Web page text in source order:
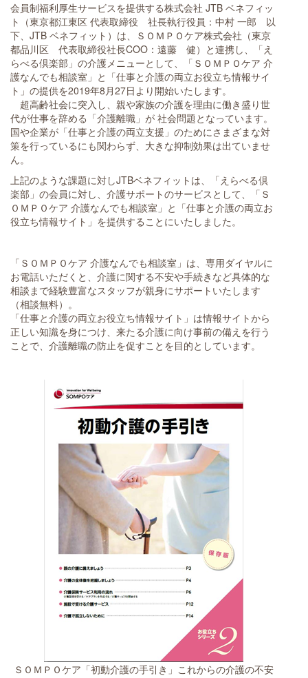
会員制福利厚生サービスを提供する株式会社 JTB ベネフィッ
ト（東京都江東区 代表取締役 社長執行役員：中村 一郎 以
下、JTB ベネフィット）は、ＳＯＭＰＯケア株式会社（東京
都品川区 代表取締役社長COO：遠藤 健）と連携し、「え
らべる倶楽部」の介護メニューとして、「ＳＯＭＰＯケア 介
護なんでも相談室」と「仕事と介護の両立お役立ち情報サイ
ト」の提供を2019年8月27日より開始いたします。
超高齢社会に突入し、親や家族の介護を理由に働き盛り世
代が仕事を辞める「介護離職」が 社会問題となっています。
国や企業が「仕事と介護の両立支援」のためにさまざまな対
策を行っているにも関わらず、大きな抑制効果は出ていませ
ん。
上記のような課題に対しJTBベネフィットは、「えらべる倶
楽部」の会員に対し、介護サポートのサービスとして、「Ｓ
ＯＭＰＯケア 介護なんでも相談室」と「仕事と介護の両立お
役立ち情報サイト」を提供することにいたしました。
「ＳＯＭＰＯケア 介護なんでも相談室」は、専用ダイヤルに
お電話いただくと、介護に関する不安や手続きなど具体的な
相談まで経験豊富なスタッフが親身にサポートいたします
（相談無料）。
「仕事と介護の両立お役立ち情報サイト」は情報サイトから
正しい知識を身につけ、来たる介護に向け事前の備えを行う
ことで、介護離職の防止を促すことを目的としています。
ＳＯＭＰＯケア「初動介護の手引き」これからの介護の不安